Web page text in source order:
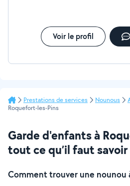
Voir le profil
Prestations de services Nounous
Roquefort-les-Pins
Garde d'enfants à
tout ce qu’il faut savoir
Comment trouver une nounou